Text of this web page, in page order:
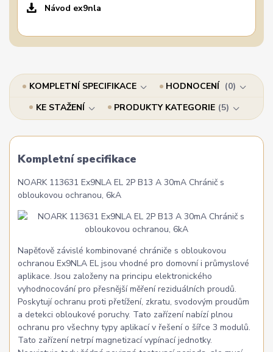
Návod ex9nla
KOMPLETNÍ SPECIFIKACE HODNOCENÍ
0
KE STAŽENÍ
PRODUKTY KATEGORIE 5
Kompletní specifikace
NOARK 113631 Ex9NLA EL 2P B13 A 30mA Chránič s
obloukovou ochranou, 6kA
Napěťově závislé kombinované chrániče s obloukovou
ochranou Ex9NLA EL jsou vhodné pro domovní i průmyslové
aplikace. Jsou založeny na principu elektronického
vyhodnocování pro přesnější měření reziduálních proudů.
Poskytují ochranu proti přetížení, zkratu, svodovým proudům
a detekci obloukové poruchy. Tato zařízení nabízí plnou
ochranu pro všechny typy aplikací v řešení o šířce 3 modulů.
Tato zařízení netrpí magnetizací vypínací jednotky.